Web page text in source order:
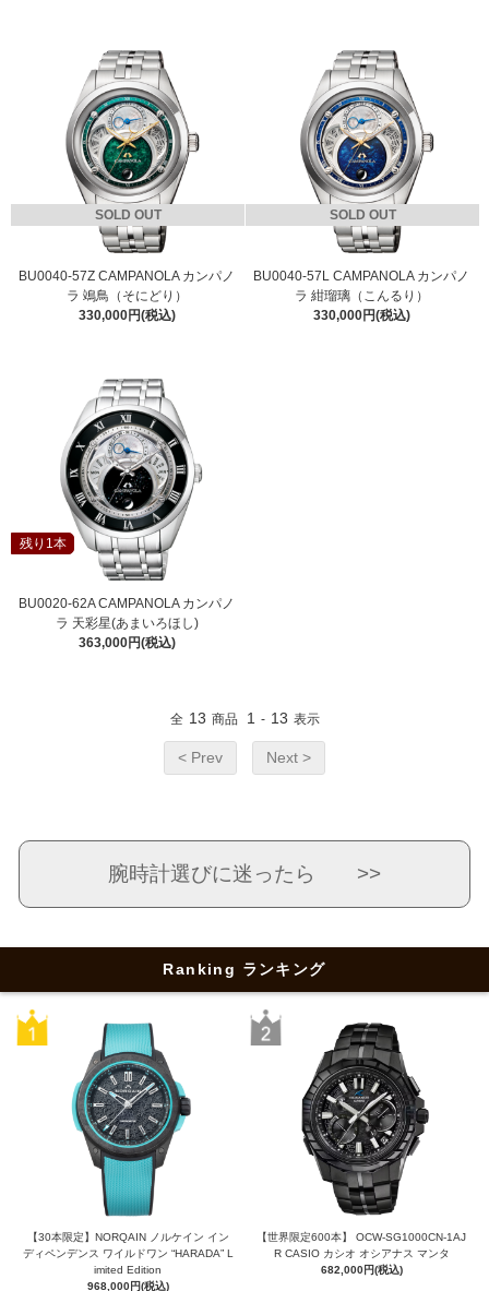
SOLD OUT
BU0040-57Z CAMPANOLA カンパノ
ラ 鴗鳥（そにどり）
330,000円(税込)
SOLD OUT
BU0040-57L CAMPANOLA カンパノ
ラ 紺瑠璃（こんるり）
330,000円(税込)
残り1本
BU0020-62A CAMPANOLA カンパノ
ラ 天彩星(あまいろほし)
363,000円(税込)
全 13 商品 1 - 13 表示
< Prev Next >
腕時計選びに迷ったら >>
Ranking ランキング
【30本限定】NORQAIN ノルケイン イン
ディペンデンス ワイルドワン “HARADA” L
imited Edition
968,000円(税込)
【世界限定600本】 OCW-SG1000CN-1AJ
R CASIO カシオ オシアナス マンタ
682,000円(税込)